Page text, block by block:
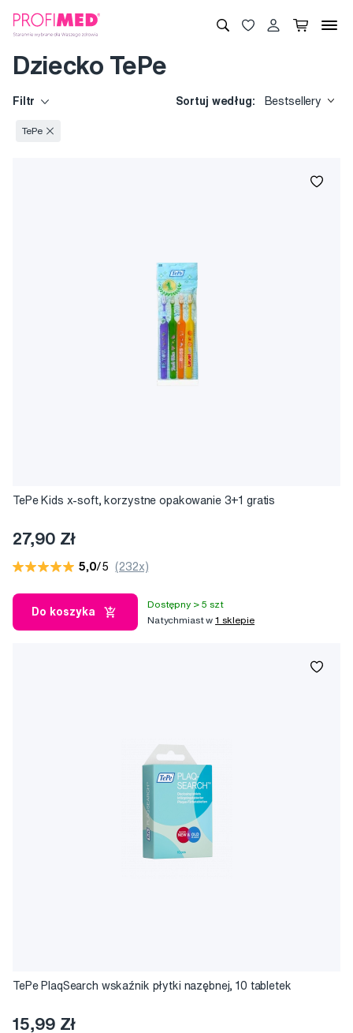
Dziecko TePe
Filtr Sortuj według: Bestsellery
TePe
TePe Kids x-soft, korzystne opakowanie 3+1 gratis
27,90 Zł
5,0/5 (232x)
Do koszyka
Dostępny > 5 szt
Natychmiast w1 sklepie
TePe PlaqSearch wskaźnik płytki nazębnej, 10 tabletek
15,99 Zł